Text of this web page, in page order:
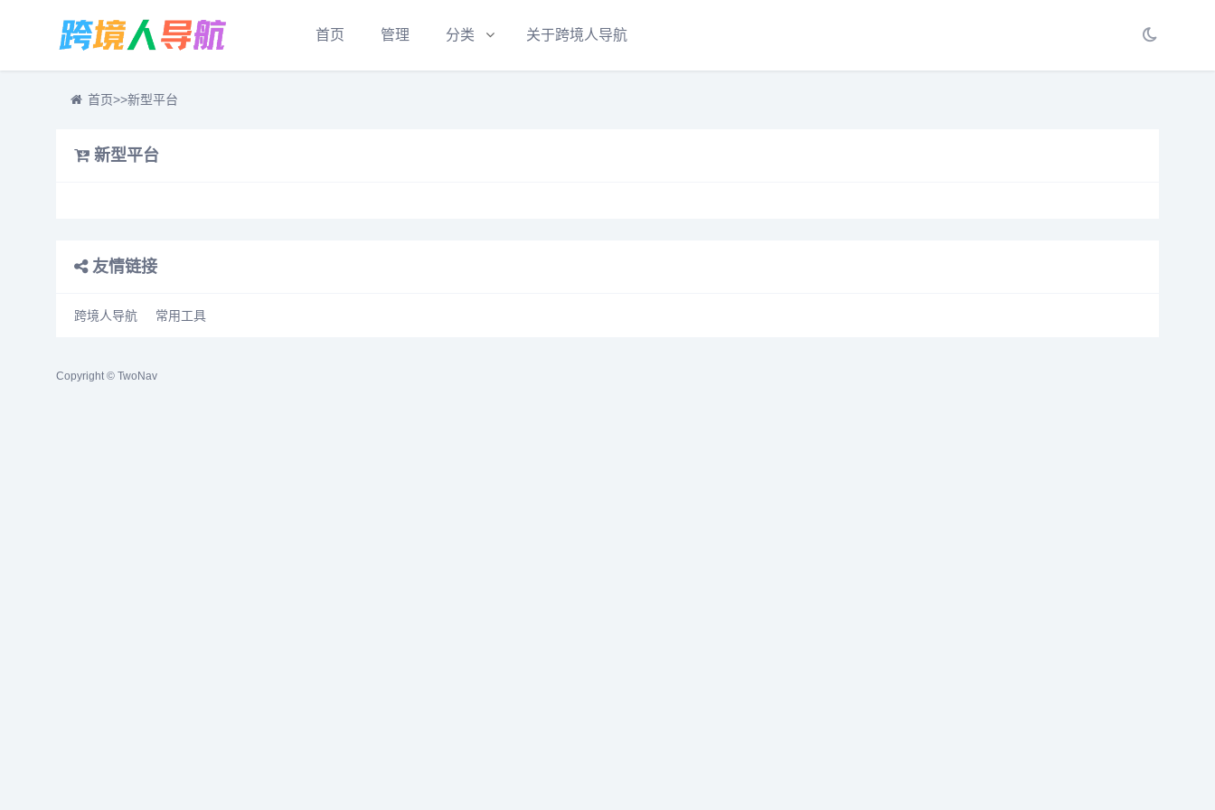
首页 管理 分类 关于跨境人导航
首页>>新型平台
新型平台
友情链接
跨境人导航 常用工具
Copyright © TwoNav